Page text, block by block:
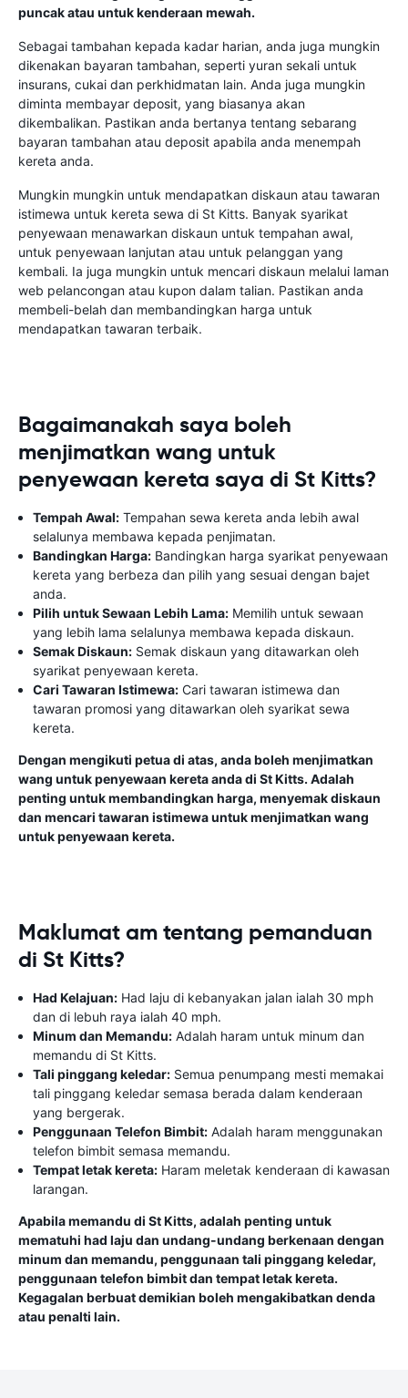
puncak atau untuk kenderaan mewah.
Sebagai tambahan kepada kadar harian, anda juga mungkin
dikenakan bayaran tambahan, seperti yuran sekali untuk
insurans, cukai dan perkhidmatan lain. Anda juga mungkin
diminta membayar deposit, yang biasanya akan
dikembalikan. Pastikan anda bertanya tentang sebarang
bayaran tambahan atau deposit apabila anda menempah
kereta anda.
Mungkin mungkin untuk mendapatkan diskaun atau tawaran
istimewa untuk kereta sewa di St Kitts. Banyak syarikat
penyewaan menawarkan diskaun untuk tempahan awal,
untuk penyewaan lanjutan atau untuk pelanggan yang
kembali. Ia juga mungkin untuk mencari diskaun melalui laman
web pelancongan atau kupon dalam talian. Pastikan anda
membeli-belah dan membandingkan harga untuk
mendapatkan tawaran terbaik.
Bagaimanakah saya boleh
menjimatkan wang untuk
penyewaan kereta saya di St Kitts?
Tempah Awal: Tempahan sewa kereta anda lebih awal
selalunya membawa kepada penjimatan.
Bandingkan Harga: Bandingkan harga syarikat penyewaan
kereta yang berbeza dan pilih yang sesuai dengan bajet
anda.
Pilih untuk Sewaan Lebih Lama: Memilih untuk sewaan
yang lebih lama selalunya membawa kepada diskaun.
Semak Diskaun: Semak diskaun yang ditawarkan oleh
syarikat penyewaan kereta.
Cari Tawaran Istimewa: Cari tawaran istimewa dan
tawaran promosi yang ditawarkan oleh syarikat sewa
kereta.
Dengan mengikuti petua di atas, anda boleh menjimatkan
wang untuk penyewaan kereta anda di St Kitts. Adalah
penting untuk membandingkan harga, menyemak diskaun
dan mencari tawaran istimewa untuk menjimatkan wang
untuk penyewaan kereta.
Maklumat am tentang pemanduan
di St Kitts?
Had Kelajuan: Had laju di kebanyakan jalan ialah 30 mph
dan di lebuh raya ialah 40 mph.
Minum dan Memandu: Adalah haram untuk minum dan
memandu di St Kitts.
Tali pinggang keledar: Semua penumpang mesti memakai
tali pinggang keledar semasa berada dalam kenderaan
yang bergerak.
Penggunaan Telefon Bimbit: Adalah haram menggunakan
telefon bimbit semasa memandu.
Tempat letak kereta: Haram meletak kenderaan di kawasan
larangan.
Apabila memandu di St Kitts, adalah penting untuk
mematuhi had laju dan undang-undang berkenaan dengan
minum dan memandu, penggunaan tali pinggang keledar,
penggunaan telefon bimbit dan tempat letak kereta.
Kegagalan berbuat demikian boleh mengakibatkan denda
atau penalti lain.